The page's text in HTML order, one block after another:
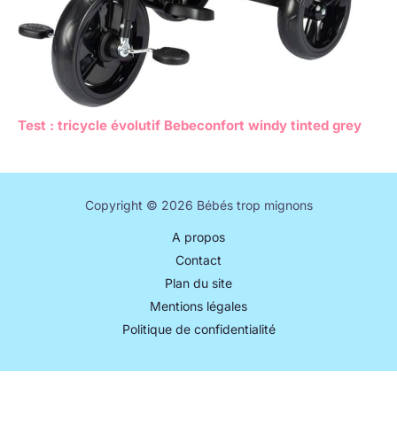
Test : tricycle évolutif Bebeconfort windy tinted grey
Copyright © 2026 Bébés trop mignons
A propos
Contact
Plan du site
Mentions légales
Politique de confidentialité